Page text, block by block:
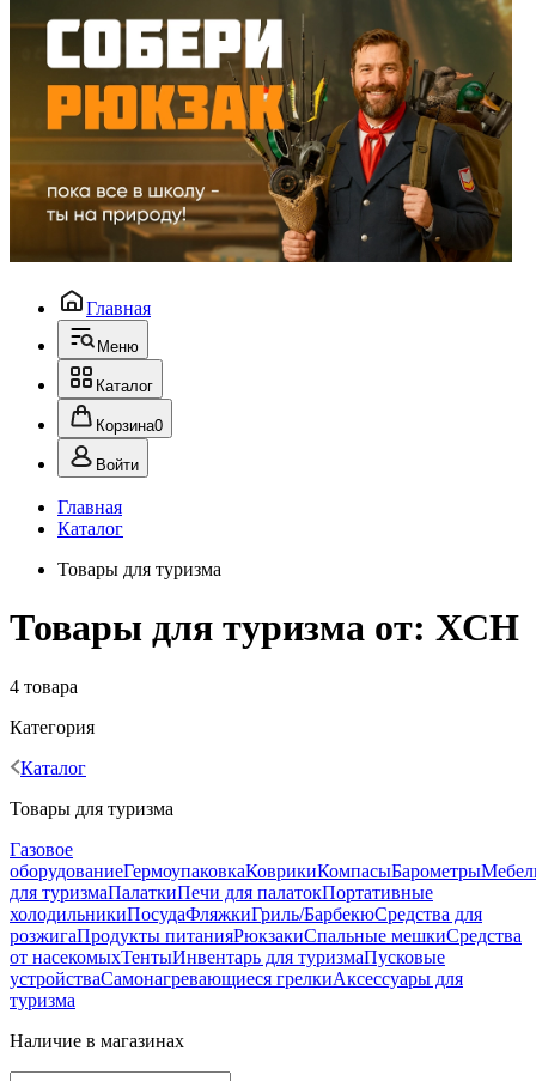
Главная
Меню
Каталог
Корзина0
Войти
Главная
Каталог
Товары для туризма
Товары для туризма от: ХСН
4 товара
Категория
Каталог
Товары для туризма
Газовое
оборудованиеГермоупаковкаКоврикиКомпасыБарометры
для туризмаПалаткиПечи для палатокПортативные
холодильникиПосудаФляжкиГриль/БарбекюСредства для
розжигаПродукты питанияРюкзакиСпальные мешкиСредства
от насекомыхТентыИнвентарь для туризмаПусковые
устройстваСамонагревающиеся грелкиАксессуары для
туризма
Наличие в магазинах